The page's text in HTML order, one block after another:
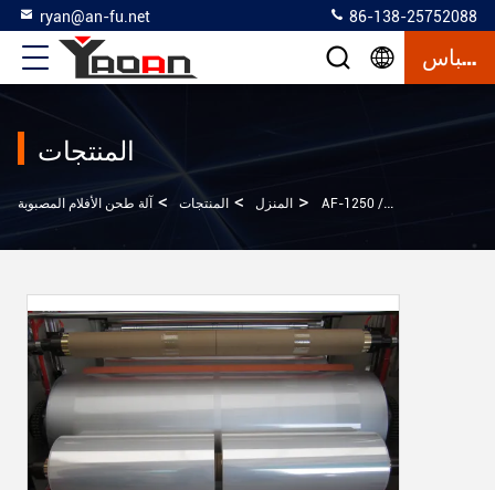
ryan@an-fu.net 86-138-25752088
إقتباس
المنتجات
المنزل > المنتجات > آلة طحن الأفلام المصبوبة >